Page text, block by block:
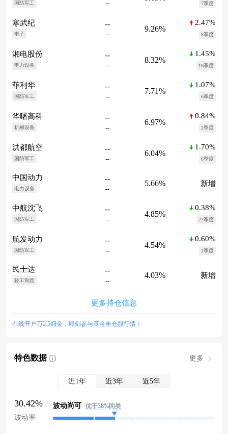
国防军工 -- 7季度
寒武纪
电子
--
--
9.26%
2.47%
8季度
湘电股份
电力设备
--
--
8.32%
1.45%
16季度
菲利华
国防军工
--
--
7.71%
1.07%
6季度
华曙高科
机械设备
--
--
6.97%
0.84%
2季度
洪都航空
国防军工
--
--
6.04%
1.70%
6季度
中国动力
电力设备
--
--
5.66% 新增
中航沈飞
国防军工
--
--
4.85%
0.38%
22季度
航发动力
国防军工
--
--
4.54%
0.60%
2季度
民士达
轻工制造
--
--
4.03% 新增
更多持仓信息
在线开户万2.5佣金，即刻参与基金重仓股行情！
特色数据 更多
近1年 近3年 近5年
30.42%
波动率
波动尚可 优于38%同类